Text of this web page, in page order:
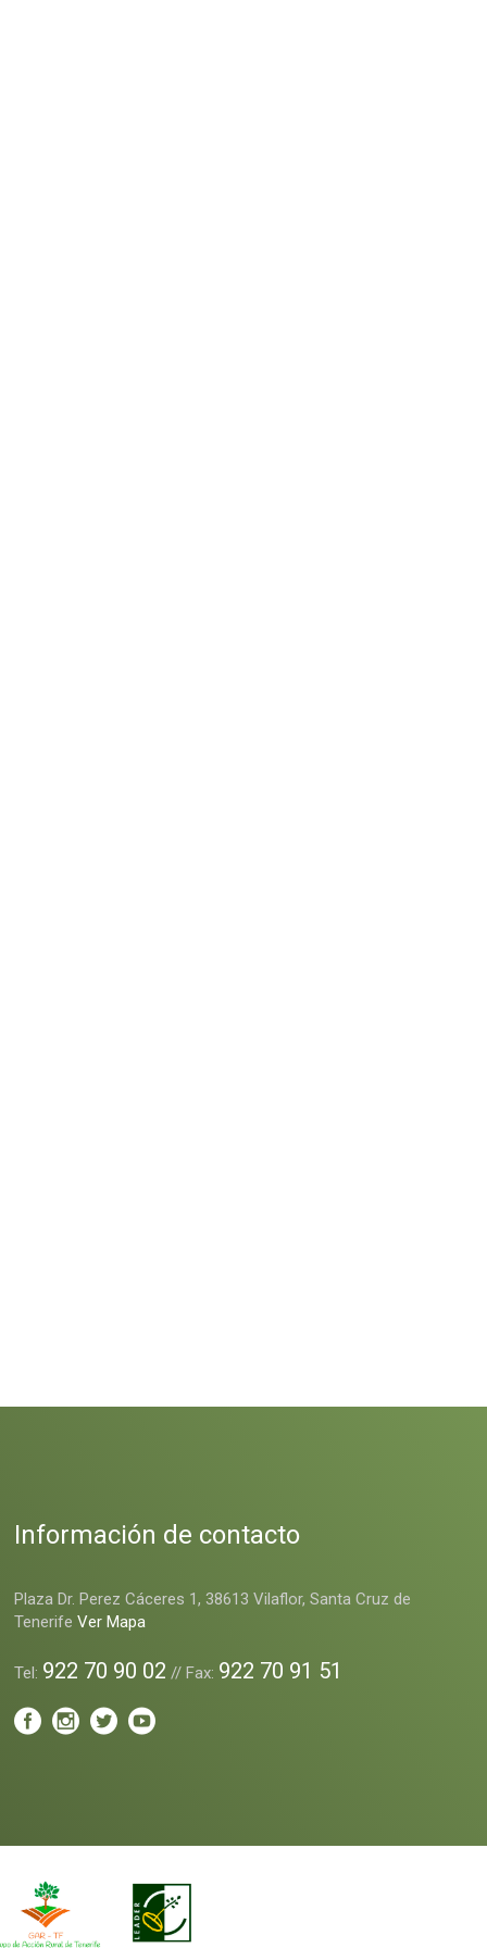
Información de contacto
Plaza Dr. Perez Cáceres 1, 38613 Vilaflor, Santa Cruz de
TenerifeVer Mapa
Tel: 922 70 90 02 // Fax: 922 70 91 51